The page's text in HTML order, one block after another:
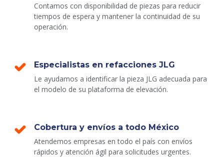
Contamos con disponibilidad de piezas para reducir
tiempos de espera y mantener la continuidad de su
operación.
Especialistas en refacciones JLG
Le ayudamos a identificar la pieza JLG adecuada para
el modelo de su plataforma de elevación.
Cobertura y envíos a todo México
Atendemos empresas en todo el país con envíos
rápidos y atención ágil para solicitudes urgentes.